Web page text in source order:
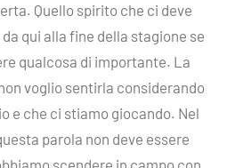
Quello spirito che ci deve
qui alla fine della stagione se
qualcosa di importante. La
voglio sentirla considerando
e che ci stiamo giocando. Nel
parola non deve essere
scendere in campo con